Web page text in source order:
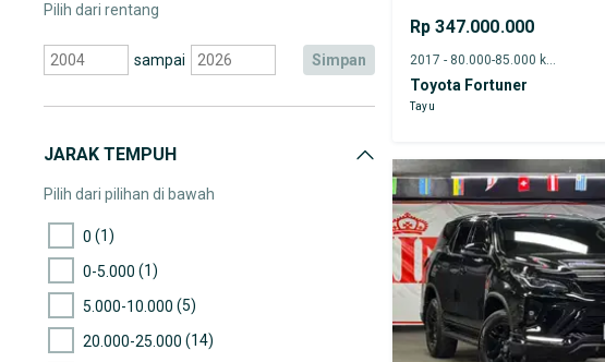
Pilih dari rentang
sampai simpan
JARAK TEMPUH
Pilih dari pilihan di bawah
0 (1)
0-5.000 (1)
5.000-10.000 (5)
20.000-25.000 (14)
Rp 347.000.000
Toyota Fortuner
Tayu